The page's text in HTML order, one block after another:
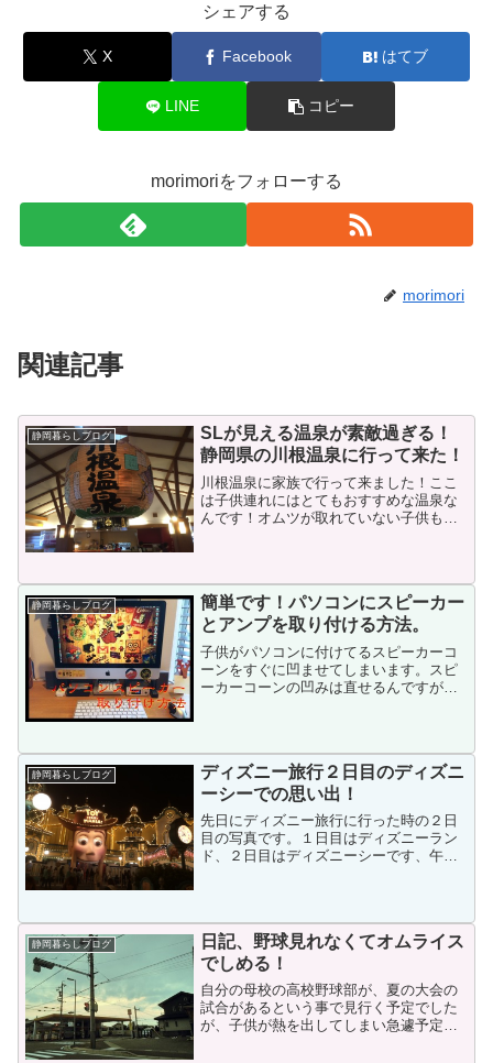
シェアする
X Facebook はてブ
LINE コピー
morimoriをフォローする
morimori
関連記事
静岡暮らしブログ
SLが見える温泉が素敵過ぎる！
静岡県の川根温泉に行って来た！
川根温泉に家族で行って来ました！ここ
は子供連れにはとてもおすすめな温泉な
んです！オムツが取れていない子供も入
事！すげーって言うより...
静岡暮らしブログ
簡単です！パソコンにスピーカー
とアンプを取り付ける方法。
子供がパソコンに付けてるスピーカーコ
ーンをすぐに凹ませてしまいます。スピ
ーカーコーンの凹みは直せるんですが、
必要なモノを説明しながら...
静岡暮らしブログ
ディズニー旅行２日目のディズニ
ーシーでの思い出！
先日にディズニー旅行に行った時の２日
目の写真です。１日目はディズニーラン
ド、２日目はディズニーシーです、午前
静岡暮らしブログ
日記、野球見れなくてオムライス
でしめる！
自分の母校の高校野球部が、夏の大会の
試合があるという事で見行く予定でした
が、子供が熱を出してしまい急遽予定を